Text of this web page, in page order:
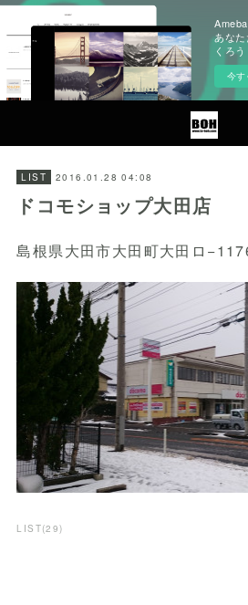
あな
くろう
今す
LIST 2016.01.28 04:08
ドコモショップ大田店
島根県大田市大田町大田ロ
LIST(29)